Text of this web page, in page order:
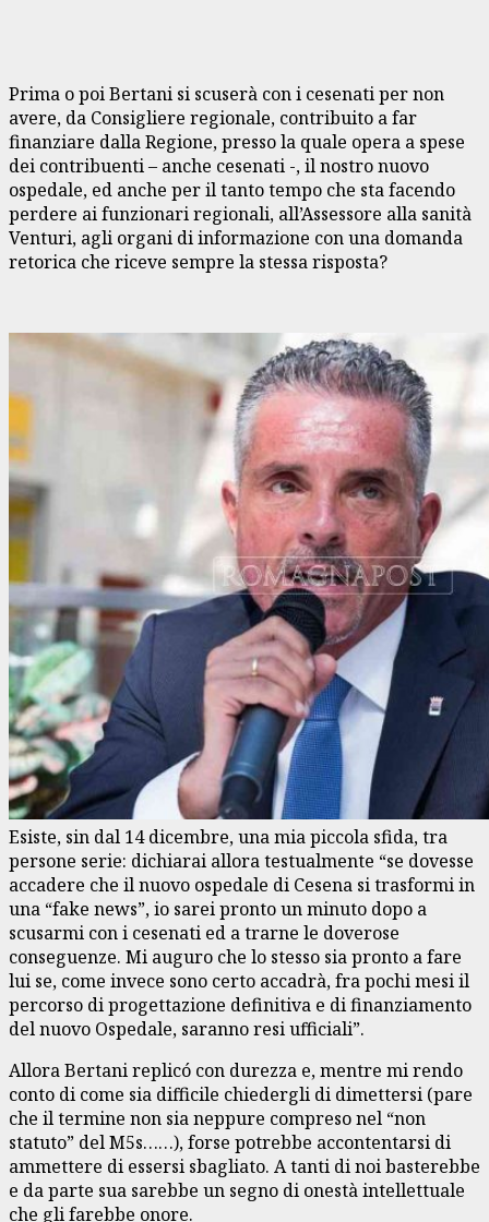
Prima o poi Bertani si scuserà con i cesenati per non
avere, da Consigliere regionale, contribuito a far
finanziare dalla Regione, presso la quale opera a spese
dei contribuenti – anche cesenati -, il nostro nuovo
ospedale, ed anche per il tanto tempo che sta facendo
perdere ai funzionari regionali, all’Assessore alla sanità
Venturi, agli organi di informazione con una domanda
retorica che riceve sempre la stessa risposta?
Esiste, sin dal 14 dicembre, una mia piccola sfida, tra
persone serie: dichiarai allora testualmente “se dovesse
accadere che il nuovo ospedale di Cesena si trasformi in
una “fake news”, io sarei pronto un minuto dopo a
scusarmi con i cesenati ed a trarne le doverose
conseguenze. Mi auguro che lo stesso sia pronto a fare
lui se, come invece sono certo accadrà, fra pochi mesi il
percorso di progettazione definitiva e di finanziamento
del nuovo Ospedale, saranno resi ufficiali”.
Allora Bertani replicó con durezza e, mentre mi rendo
conto di come sia difficile chiedergli di dimettersi (pare
che il termine non sia neppure compreso nel “non
statuto” del M5s……), forse potrebbe accontentarsi di
ammettere di essersi sbagliato. A tanti di noi basterebbe
e da parte sua sarebbe un segno di onestà intellettuale
che gli farebbe onore.